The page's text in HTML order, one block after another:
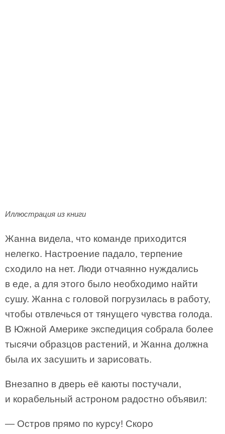
Иллюстрация из книги
Жанна видела, что команде приходится
нелегко. Настроение падало, терпение
сходило на нет. Люди отчаянно нуждались
в еде, а для этого было необходимо найти
сушу. Жанна с головой погрузилась в работу,
чтобы отвлечься от тянущего чувства голода.
В Южной Америке экспедиция собрала более
тысячи образцов растений, и Жанна должна
была их засушить и зарисовать.
Внезапно в дверь её каюты постучали,
и корабельный астроном радостно объявил:
— Остров прямо по курсу! Скоро